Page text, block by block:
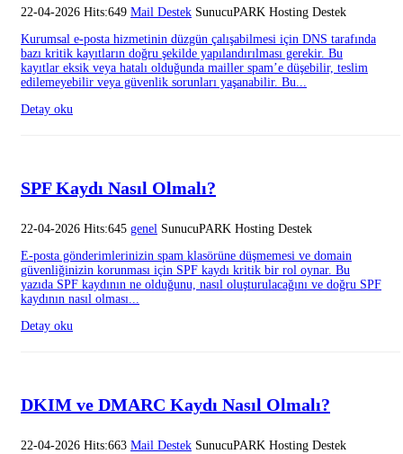
22-04-2026 Hits:649 Mail Destek SunucuPARK Hosting Destek
Kurumsal e-posta hizmetinin düzgün çalışabilmesi için DNS tarafında
bazı kritik kayıtların doğru şekilde yapılandırılması gerekir. Bu
kayıtlar eksik veya hatalı olduğunda mailler spam’e düşebilir, teslim
edilemeyebilir veya güvenlik sorunları yaşanabilir. Bu...
Detay oku
SPF Kaydı Nasıl Olmalı?
22-04-2026 Hits:645 genel SunucuPARK Hosting Destek
E-posta gönderimlerinizin spam klasörüne düşmemesi ve domain
güvenliğinizin korunması için SPF kaydı kritik bir rol oynar. Bu
yazıda SPF kaydının ne olduğunu, nasıl oluşturulacağını ve doğru SPF
kaydının nasıl olması...
Detay oku
DKIM ve DMARC Kaydı Nasıl Olmalı?
22-04-2026 Hits:663 Mail Destek SunucuPARK Hosting Destek